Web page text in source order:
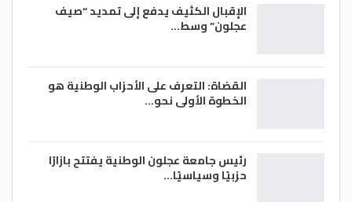
الإقبال الكثيف يدفع إلى تمديد “صيف
عجلون” وسط…
القضاة: التعرف على الأحزاب الوطنية هو
الخطوة الأولى نحو…
رئيس جامعة عجلون الوطنية يفتتح بازارًا
حزبيًا وسياسيًا…